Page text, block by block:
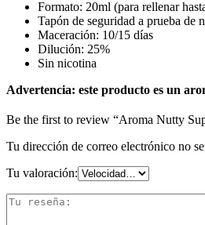
Formato: 20ml (para rellenar
Tapón de seguridad a prueba de
Maceración: 10/15 días
Dilución: 25%
Sin nicotina
Advertencia: este producto es un
Be the first to review “Aroma Nutty
Tu dirección de correo electrónico no
Tu valoración: